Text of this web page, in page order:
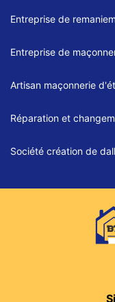
Entreprise de
Entreprise de
Artisan maçonnerie
Réparation et
Société création de